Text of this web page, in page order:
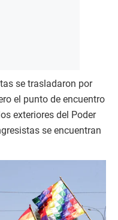
se trasladaron por
el punto de encuentro
exteriores del Poder
se encuentran